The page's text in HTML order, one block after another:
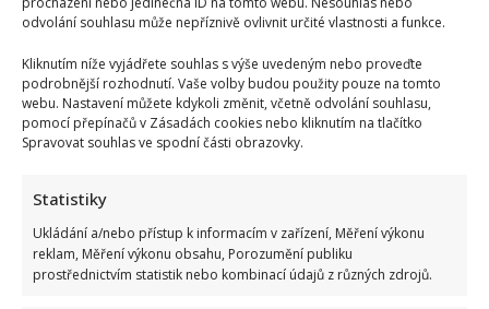
odvolání souhlasu může nepříznivě ovlivnit určité vlastnosti a funkce.
Kliknutím níže vyjádřete souhlas s výše uvedeným nebo proveďte
podrobnější rozhodnutí. Vaše volby budou použity pouze na tomto
webu. Nastavení můžete kdykoli změnit, včetně odvolání souhlasu,
pomocí přepínačů v Zásadách cookies nebo kliknutím na tlačítko
Spravovat souhlas ve spodní části obrazovky.
Statistiky
Ukládání a/nebo přístup k informacím v zařízení, Měření výkonu
reklam, Měření výkonu obsahu, Porozumění publiku
prostřednictvím statistik nebo kombinací údajů z různých zdrojů.